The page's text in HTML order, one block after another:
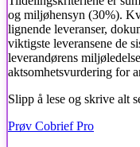
og miljøhensyn (30%).
lignende leveranser,
viktigste leveransene de
leverandørens
aktsomhetsvurdering for
Slipp å lese og skrive alt
Prøv Cobrief Pro